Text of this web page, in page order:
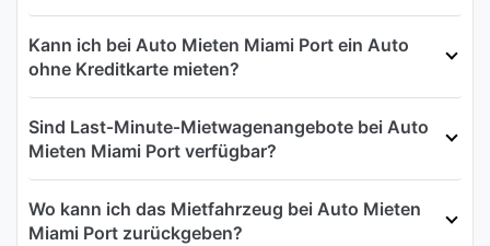
Kann ich bei Auto Mieten Miami Port ein Auto
ohne Kreditkarte mieten?
Sind Last‑Minute‑Mietwagenangebote bei Auto
Mieten Miami Port verfügbar?
Wo kann ich das Mietfahrzeug bei Auto Mieten
Miami Port zurückgeben?